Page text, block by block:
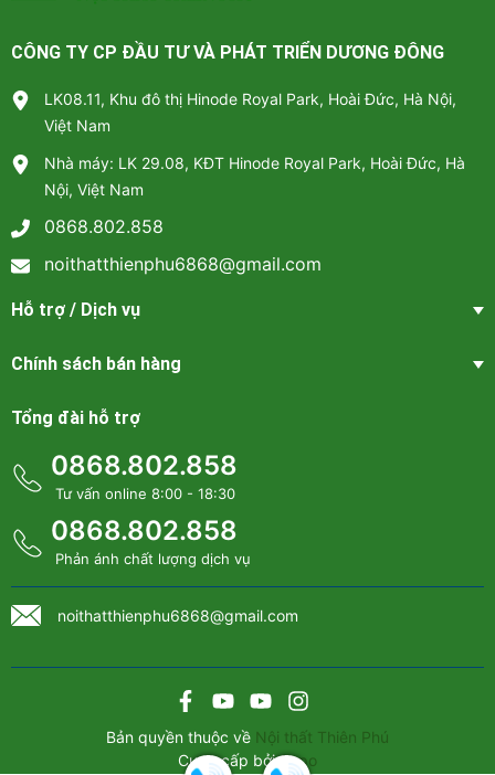
CÔNG TY CP ĐẦU TƯ VÀ PHÁT TRIỂN DƯƠNG ĐÔNG
LK08.11, Khu đô thị Hinode Royal Park, Hoài Đức, Hà Nội,
Việt Nam
Nhà máy: LK 29.08, KĐT Hinode Royal Park, Hoài Đức, Hà
Nội, Việt Nam
0868.802.858
noithatthienphu6868@gmail.com
Hỗ trợ / Dịch vụ
Chính sách bán hàng
Tổng đài hỗ trợ
0868.802.858
Tư vấn online 8:00 - 18:30
0868.802.858
Phản ánh chất lượng dịch vụ
noithatthienphu6868@gmail.com
Bản quyền thuộc về Nội thất Thiên Phú
Cung cấp bởiSapo